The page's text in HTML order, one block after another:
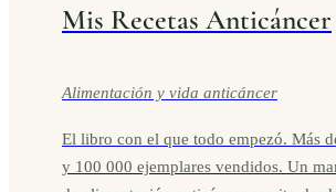
Mis Recetas Anticáncer
Alimentación y vida anticáncer
El libro con el que todo empezó. Más
y 100 000 ejemplares vendidos. Un